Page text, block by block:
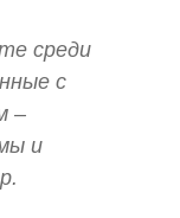
среди
с
–
и